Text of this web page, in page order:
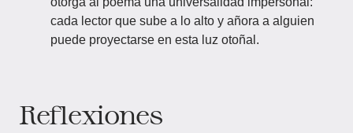
cada lector que sube a lo alto y añora a alguien
puede proyectarse en esta luz otoñal.
Reflexiones